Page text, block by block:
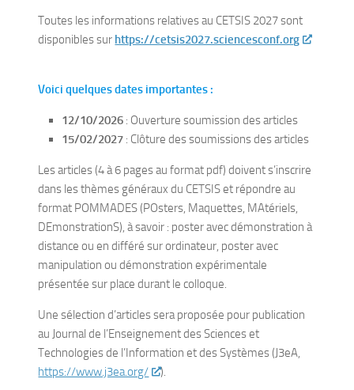
Toutes les informations relatives au CETSIS 2027 sont
disponibles sur https://cetsis2027.sciencesconf.org
Voici quelques dates importantes :
12/10/2026 : Ouverture soumission des articles
15/02/2027 : Clôture des soumissions des articles
Les articles (4 à 6 pages au format pdf) doivent s’inscrire
dans les thèmes généraux du CETSIS et répondre au
format POMMADES (POsters, Maquettes, MAtériels,
DEmonstrationS), à savoir : poster avec démonstration à
distance ou en différé sur ordinateur, poster avec
manipulation ou démonstration expérimentale
présentée sur place durant le colloque.
Une sélection d’articles sera proposée pour publication
au Journal de l’Enseignement des Sciences et
Technologies de l’Information et des Systèmes (J3eA,
https://www.j3ea.org/
).